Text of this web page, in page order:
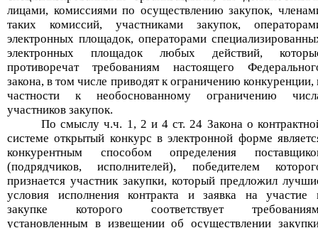
лицами, комиссиями по осуществлению закупок,
таких комиссий, участниками закупок,
электронных площадок, операторами
электронных площадок любых действий,
противоречат требованиям настоящего
закона, в том числе приводят к ограничению конкуренции,
частности к необоснованному ограничению
участников закупок.
По смыслуч.ч. 1, 2 и 4 ст. 24 Закона о
системе открытый конкурс в электронной форме
конкурентным способом определения
(подрядчиков, исполнителей), победителем
признается участник закупки, который предложил
условия исполнения контракта и заявка на участие
закупке которого соответствует
установленным в извещении об осуществлении